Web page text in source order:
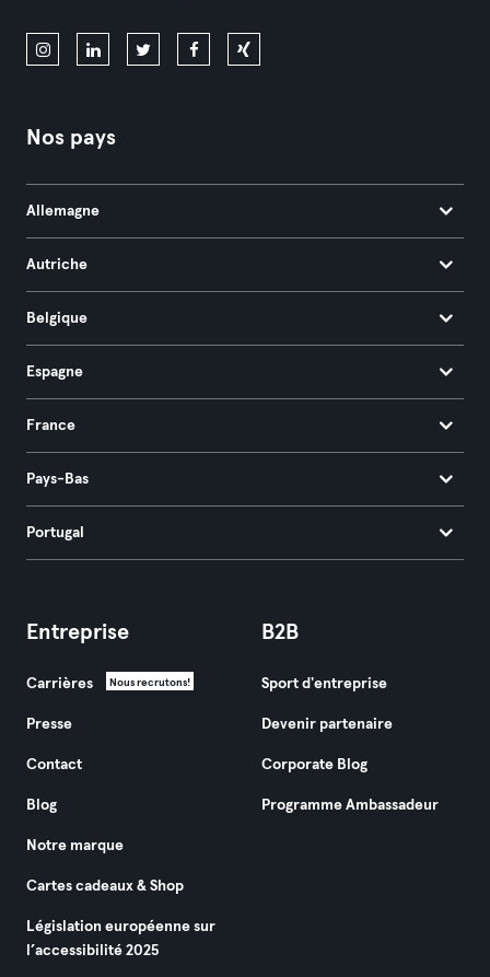
Nos pays
Allemagne
Autriche
Belgique
Espagne
France
Pays-Bas
Portugal
Entreprise
Carrières Nous recrutons!
Presse
Contact
Blog
Notre marque
Cartes cadeaux & Shop
Législation européenne sur
l’accessibilité 2025
B2B
Sport d'entreprise
Devenir partenaire
Corporate Blog
Programme Ambassadeur